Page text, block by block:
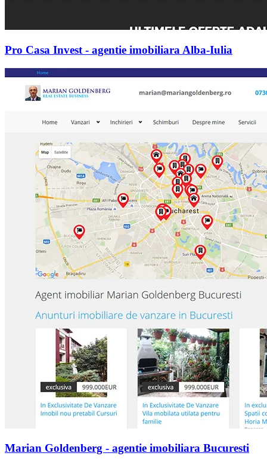
Pro Casa Invest - agentie imobiliara Alba-Iulia
Marian Goldenberg - agentie imobiliara Bucuresti